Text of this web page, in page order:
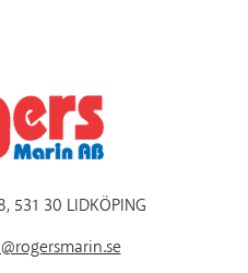
, 531 30 LIDKÖPING